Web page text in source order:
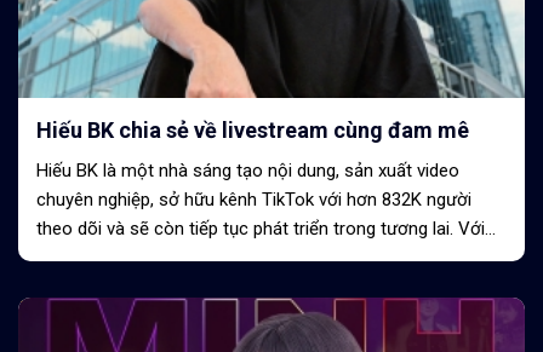
Hiếu BK chia sẻ về livestream cùng đam mê
Hiếu BK là một nhà sáng tạo nội dung, sản xuất video
chuyên nghiệp, sở hữu kênh TikTok với hơn 832K người
theo dõi và sẽ còn tiếp tục phát triển trong tương lai. Với
những ai đã từng xem livestream...